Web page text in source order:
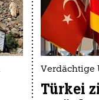
Verdächtige
Türkei